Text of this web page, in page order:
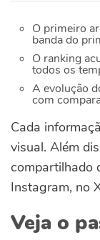
O primeiro
banda do
O ranking
todos os
A evolução
com
Cada
visual. Além
compartilhado
Instagram, no
Veja o